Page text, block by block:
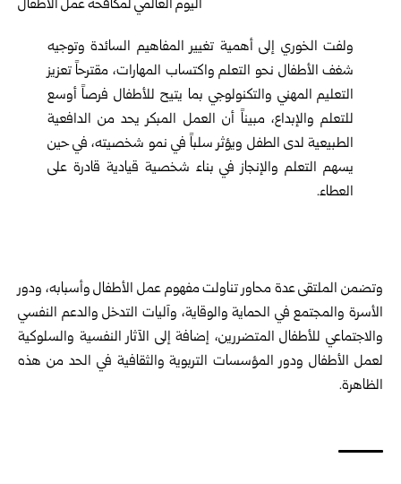
ولفت الخوري إلى أهمية تغيير المفاهيم السائدة وتوجيه
شغف الأطفال نحو التعلم واكتساب المهارات، مقترحاً تعزيز
التعليم المهني والتكنولوجي بما يتيح للأطفال فرصاً أوسع
للتعلم والإبداع، مبيناً أن العمل المبكر يحد من الدافعية
الطبيعية لدى الطفل ويؤثر سلباً في نمو شخصيته، في حين
يسهم التعلم والإنجاز في بناء شخصية قيادية قادرة على
العطاء.
وتضمن الملتقى عدة محاور تناولت مفهوم عمل الأطفال وأسبابه، ودور
الأسرة والمجتمع في الحماية والوقاية، وآليات التدخل والدعم النفسي
والاجتماعي للأطفال المتضررين، إضافة إلى الآثار النفسية والسلوكية
لعمل الأطفال ودور المؤسسات التربوية والثقافية في الحد من هذه
الظاهرة.